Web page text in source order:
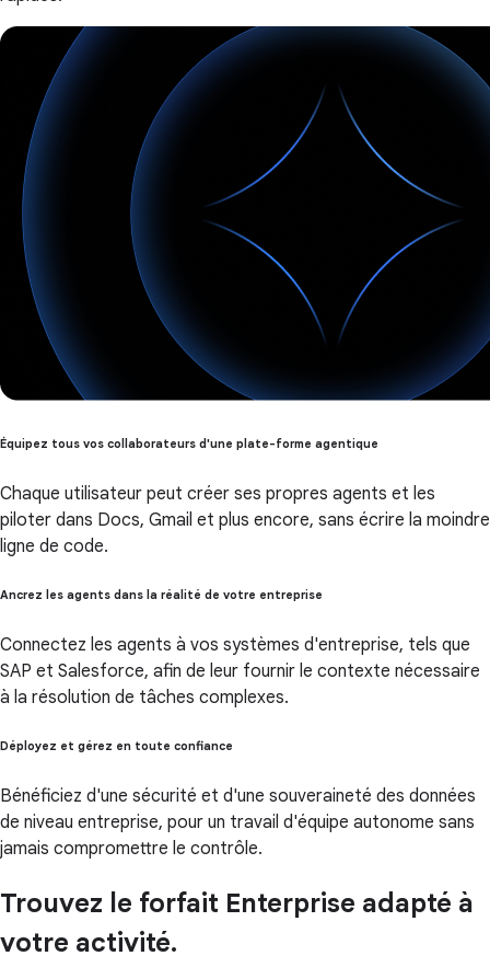
Équipez tous vos collaborateurs d'une plate-forme agentique
Chaque utilisateur peut créer ses propres agents et les
piloter dans Docs, Gmail et plus encore, sans écrire la moindre
ligne de code.
Ancrez les agents dans la réalité de votre entreprise
Connectez les agents à vos systèmes d'entreprise, tels que
SAP et Salesforce, afin de leur fournir le contexte nécessaire
à la résolution de tâches complexes.
Déployez et gérez en toute confiance
Bénéficiez d'une sécurité et d'une souveraineté des données
de niveau entreprise, pour un travail d'équipe autonome sans
jamais compromettre le contrôle.
Trouvez le forfait Enterprise adapté à
votre activité.